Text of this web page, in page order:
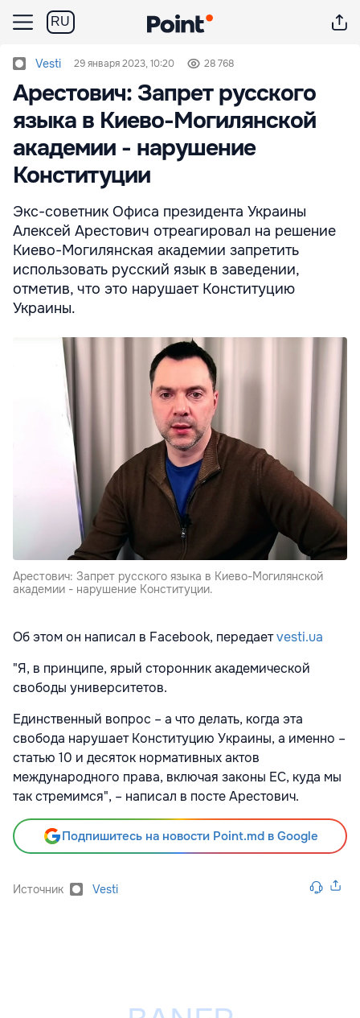
RU
Vesti 29 января 2023, 10:20 28 768
Арестович: Запрет русского
языка в Киево-Могилянской
академии - нарушение
Конституции
Экс-советник Офиса президента Украины
Алексей Арестович отреагировал на решение
Киево-Могилянская академии запретить
использовать русский язык в заведении,
отметив, что это нарушает Конституцию
Украины.
Арестович: Запрет русского языка в Киево-Могилянской
академии - нарушение Конституции.
Об этом он написал в Facebook, передаетvesti.ua
"Я, в принципе, ярый сторонник академической
свободы университетов.
Единственный вопрос – а что делать, когда эта
свобода нарушает Конституцию Украины, а именно –
статью 10 и десяток нормативных актов
международного права, включая законы ЕС, куда мы
так стремимся", – написал в посте Арестович.
Подпишитесь на новости Point.md в Google
Источник Vesti